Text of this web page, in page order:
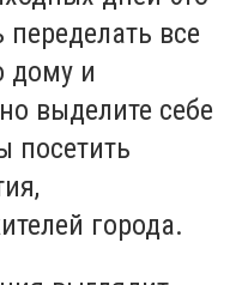
все
дому и
выделите себе
посетить
города.